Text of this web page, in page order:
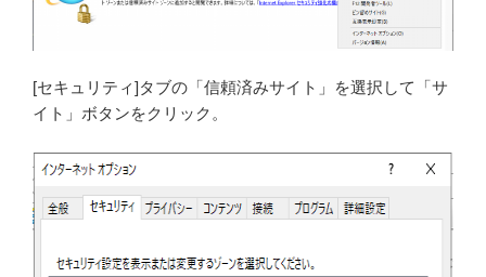
[セキュリティ]タブの「信頼済みサイト」を選択して「サ
イト」ボタンをクリック。